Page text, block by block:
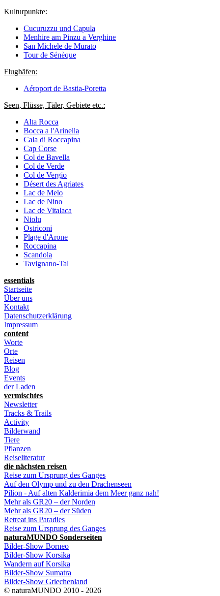
Kulturpunkte:
Cucuruzzu und Capula
Menhire am Pinzu a Verghine
San Michele de Murato
Tour de Sénèque
Flughäfen:
Aéroport de Bastia-Poretta
Seen, Flüsse, Täler, Gebiete etc.:
Alta Rocca
Bocca a l'Arinella
Cala di Roccapina
Cap Corse
Col de Bavella
Col de Verde
Col de Vergio
Désert des Agriates
Lac de Melo
Lac de Nino
Lac de Vitalaca
Niolu
Ostriconi
Plage d'Arone
Roccapina
Scandola
Tavignano-Tal
essentials
Startseite
Über uns
Kontakt
Datenschutzerklärung
Impressum
content
Worte
Orte
Reisen
Blog
Events
der Laden
vermischtes
Newsletter
Tracks & Trails
Activity
Bilderwand
Tiere
Pflanzen
Reiseliteratur
die nächsten reisen
Reise zum Ursprung des Ganges
Auf den Olymp und zu den Drachenseen
Pilion - Auf alten Kalderimia dem Meer ganz nah!
Mehr als GR20 – der Norden
Mehr als GR20 – der Süden
Retreat ins Paradies
Reise zum Ursprung des Ganges
naturaMUNDO Sonderseiten
Bilder-Show Borneo
Bilder-Show Korsika
Wandern auf Korsika
Bilder-Show Sumatra
Bilder-Show Griechenland
© naturaMUNDO 2010 - 2026